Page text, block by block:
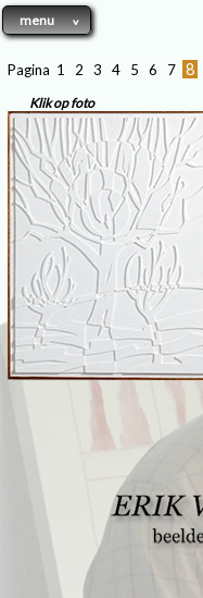
menu
Pagina 1 2 3 4 5 6 7 8
Klik op foto